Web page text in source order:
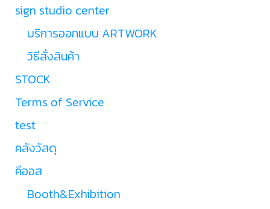
sign studio center
บริการออกแบบ ARTWORK
วิธีสั่งสินค้า
STOCK
Terms of Service
test
คลังวัสดุ
คีออส
Booth&Exhibition